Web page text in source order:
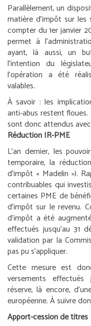
Parallèlement, un
matière d’impôt sur
compter du 1erjanvier
permet à
ayant, là aussi, un
l’intention du
l’opération a été
valables.
À savoir : les
anti-abus restent
sont donc attendus
Réduction IR-PME
L’an dernier, les
temporaire, la
d’impôt « Madelin »).
contribuables qui
certaines PME de
d’impôt sur le revenu.
d’impôt a été
effectués jusqu’au 31
validation par la
pas pu s’appliquer.
Cette mesure est
versements effectués
réserve, là encore,
européenne. À suivre
Apport-cession de titres